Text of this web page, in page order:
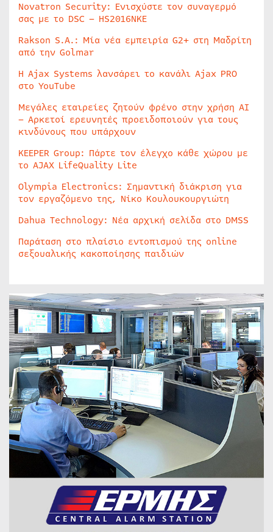
Novatron Security: Ενισχύστε τον συναγερμό
σας με το DSC – HS2016NKE
Rakson S.A.: Μία νέα εμπειρία G2+ στη Μαδρίτη
από την Golmar
Η Ajax Systems λανσάρει το κανάλι Ajax PRO
στο YouTube
Μεγάλες εταιρείες ζητούν φρένο στην χρήση AI
– Αρκετοί ερευνητές προειδοποιούν για τους
κινδύνους που υπάρχουν
KEEPER Group: Πάρτε τον έλεγχο κάθε χώρου με
το AJAX LifeQuality Lite
Olympia Electronics: Σημαντική διάκριση για
τον εργαζόμενο της, Νίκο Κουλουκουργιώτη
Dahua Technology: Νέα αρχική σελίδα στο DMSS
Παράταση στο πλαίσιο εντοπισμού της online
σεξουαλικής κακοποίησης παιδιών